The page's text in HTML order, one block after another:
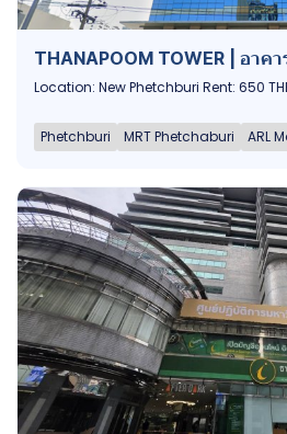
THANAPOOM TOWER | อาค
Location: New Phetchburi Rent: 650
Phetchburi MRT Phetchaburi ARL